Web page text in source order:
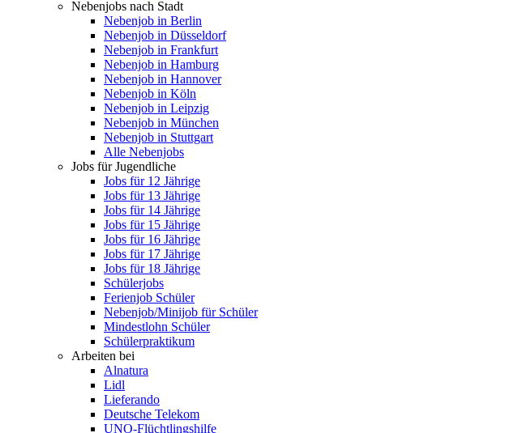
Nebenjobs nach Stadt
Nebenjob in Berlin
Nebenjob in Düsseldorf
Nebenjob in Frankfurt
Nebenjob in Hamburg
Nebenjob in Hannover
Nebenjob in Köln
Nebenjob in Leipzig
Nebenjob in München
Nebenjob in Stuttgart
Alle Nebenjobs
Jobs für Jugendliche
Jobs für 12 Jährige
Jobs für 13 Jährige
Jobs für 14 Jährige
Jobs für 15 Jährige
Jobs für 16 Jährige
Jobs für 17 Jährige
Jobs für 18 Jährige
Schülerjobs
Ferienjob Schüler
Nebenjob/Minijob für Schüler
Mindestlohn Schüler
Schülerpraktikum
Arbeiten bei
Alnatura
Lidl
Lieferando
Deutsche Telekom
UNO-Flüchtlingshilfe